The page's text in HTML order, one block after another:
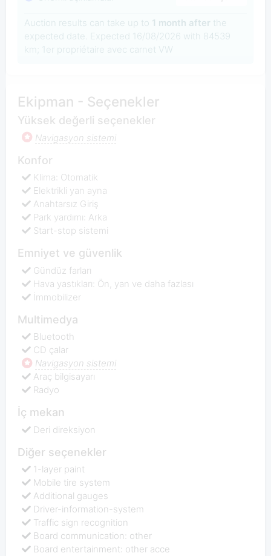
Auction results can take up to 1 month after the
expected date. Expected 16/08/2026 with 84539
km; 1er propriétaire avec carnet VW
Ekipman - Seçenekler
Yüksek değerli seçenekler
Navigasyon sistemi
Konfor
Klima: Otomatik
Elektrikli yan ayna
Anahtarsız Giriş
Park yardımı: Arka
Start-stop sistemi
Emniyet ve güvenlik
Gündüz farları
Hava yastıkları: Ön, yan ve daha fazlası
İmmobilizer
Multimedya
Bluetooth
CD çalar
Navigasyon sistemi
Araç bilgisayarı
Radyo
İç mekan
Deri direksiyon
Diğer seçenekler
1-layer paint
Mobile tire system
Additional gauges
Driver-information-system
Traffic sign recognition
Board communication: other
Board entertainment: other acce